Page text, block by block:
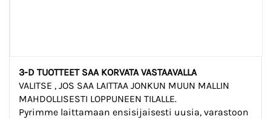
3-D TUOTTEET SAA KORVATA VASTAAVALLA
VALITSE , JOS SAA LAITTAA JONKUN MUUN MALLIN
MAHDOLLISESTI LOPPUNEEN TILALLE.
Pyrimme laittamaan ensisijaisesti uusia, varastoon